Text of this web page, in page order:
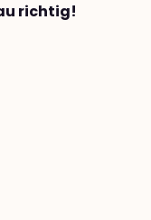
richtig!